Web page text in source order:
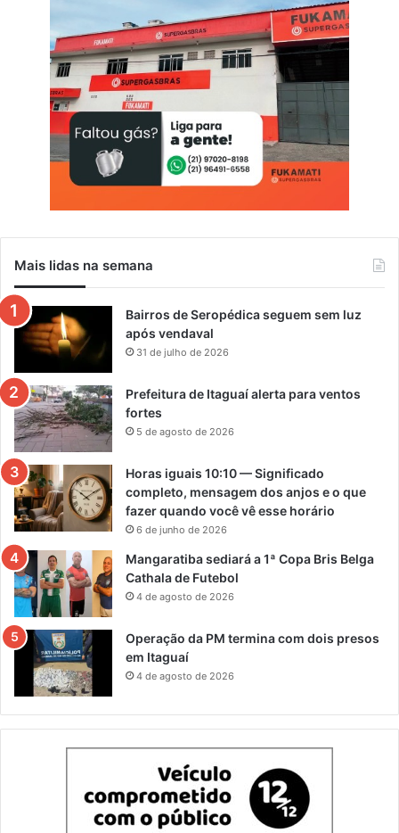
Mais lidas na semana
Bairros de Seropédica seguem sem luz
após vendaval
31 de julho de 2026
Prefeitura de Itaguaí alerta para ventos
fortes
5 de agosto de 2026
Horas iguais 10:10 — Significado
completo, mensagem dos anjos e o que
fazer quando você vê esse horário
6 de junho de 2026
Mangaratiba sediará a 1ª Copa Bris Belga
Cathala de Futebol
4 de agosto de 2026
Operação da PM termina com dois presos
em Itaguaí
4 de agosto de 2026